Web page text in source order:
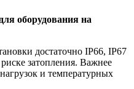
оборудования на
достаточно IP66, IP67
затопления. Важнее
и температурных